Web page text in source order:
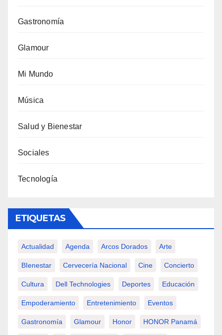
Gastronomía
Glamour
Mi Mundo
Música
Salud y Bienestar
Sociales
Tecnología
ETIQUETAS
Actualidad Agenda Arcos Dorados Arte
BIenestar Cervecería Nacional Cine Concierto
Cultura Dell Technologies Deportes Educación
Empoderamiento Entretenimiento Eventos
Gastronomía Glamour Honor HONOR Panamá